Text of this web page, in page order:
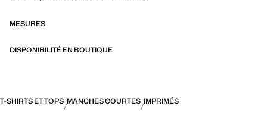
MESURES
DISPONIBILITÉ EN BOUTIQUE
T-SHIRTS ET TOPS MANCHES COURTES IMPRIMÉS